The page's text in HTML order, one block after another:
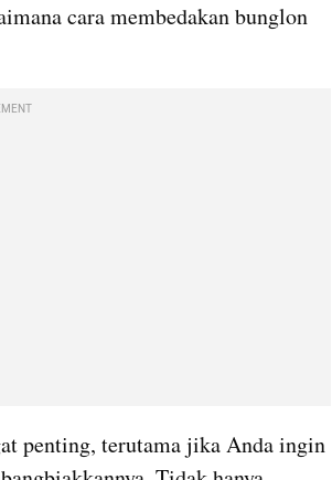
cara membedakan bunglon
penting, terutama jika Anda ingin